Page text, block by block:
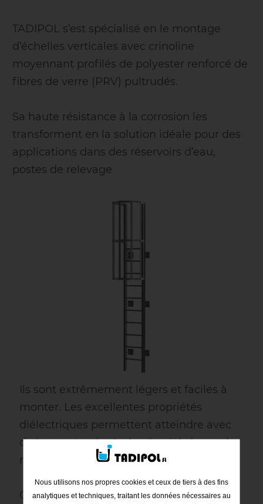
TADIPOL s’est spécialisé en le montage
d’échelles verticales avec crinoline
moyennant profilés de polyester renforcé de
fibres de verre (PRV) pultrudés.
Sa haute résistance à la corrosion les
transforment en la solution idéale pour des
applications dans des réservoirs d’eau,
postes de relevage
Ils sont extrêmement légers et faciles à
monter. Les excellentes propriétés
diélectriques permettent atteindre avec
de hauts standards de sécurité devant le
risque de décharges électriques.
Chez TADIPOL concevons nos escaliers
Nous utilisons nos propres cookies et ceux de tiers à des fins
analytiques et techniques, traitant les données nécessaires au